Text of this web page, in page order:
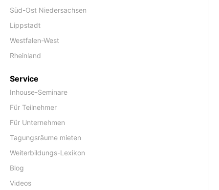
Süd-Ost Niedersachsen
Lippstadt
Westfalen-West
Rheinland
Service
Inhouse-Seminare
Für Teilnehmer
Für Unternehmen
Tagungsräume mieten
Weiterbildungs-Lexikon
Blog
Videos